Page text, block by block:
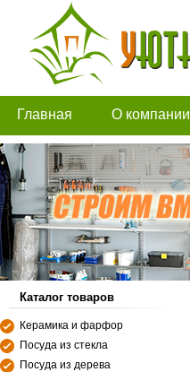
Главная О компании
Каталог товаров
Керамика и фарфор
Посуда из стекла
Посуда из дерева